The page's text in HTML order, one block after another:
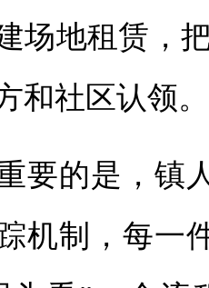
场地租赁，
和社区认领。
的是，镇人
机制，每一